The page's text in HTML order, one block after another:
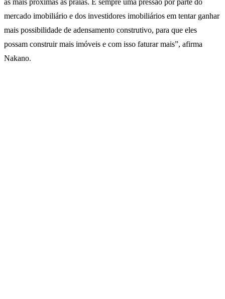
mercado imobiliário e dos investidores imobiliários em tentar ganhar
mais possibilidade de adensamento construtivo, para que eles
possam construir mais imóveis e com isso faturar mais”, afirma
Nakano.